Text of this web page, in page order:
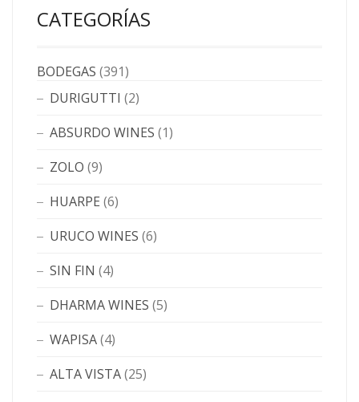
CATEGORÍAS
BODEGAS (391)
DURIGUTTI (2)
ABSURDO WINES (1)
ZOLO (9)
HUARPE (6)
URUCO WINES (6)
SIN FIN (4)
DHARMA WINES (5)
WAPISA(4)
ALTA VISTA(25)